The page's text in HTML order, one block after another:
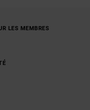
LES MEMBRES